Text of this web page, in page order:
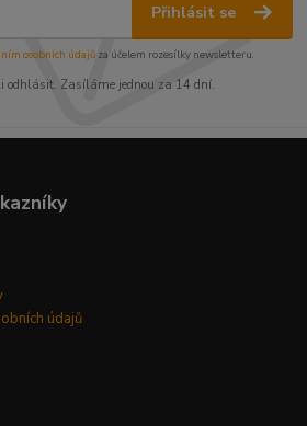
Přihlásit se
osobních údajůza účelem rozesílky newsletteru.
odhlásit. Zasíláme jednou za 14 dní.
údajů